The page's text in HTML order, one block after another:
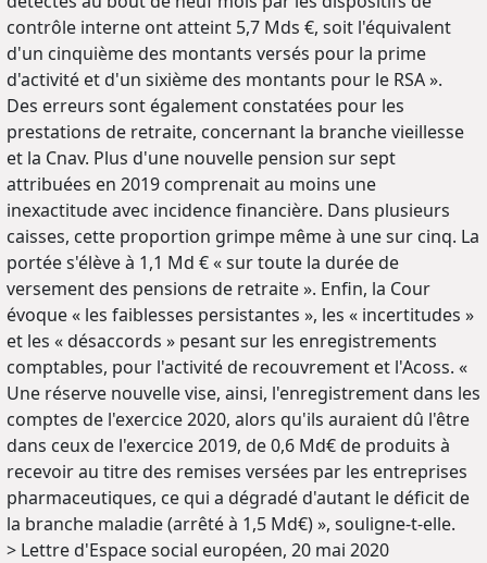
contrôle interne ont atteint 5,7 Mds €, soit l'équivalent
d'un cinquième des montants versés pour la prime
d'activité et d'un sixième des montants pour le RSA ».
Des erreurs sont également constatées pour les
prestations de retraite, concernant la branche vieillesse
et la Cnav. Plus d'une nouvelle pension sur sept
attribuées en 2019 comprenait au moins une
inexactitude avec incidence financière. Dans plusieurs
caisses, cette proportion grimpe même à une sur cinq. La
portée s'élève à 1,1 Md € « sur toute la durée de
versement des pensions de retraite ». Enfin, la Cour
évoque « les faiblesses persistantes », les « incertitudes »
et les « désaccords » pesant sur les enregistrements
comptables, pour l'activité de recouvrement et l'Acoss. «
Une réserve nouvelle vise, ainsi, l'enregistrement dans les
comptes de l'exercice 2020, alors qu'ils auraient dû l'être
dans ceux de l'exercice 2019, de 0,6 Md€ de produits à
recevoir au titre des remises versées par les entreprises
pharmaceutiques, ce qui a dégradé d'autant le déficit de
la branche maladie (arrêté à 1,5 Md€) », souligne-t-elle.
> Lettre d'Espace social européen, 20 mai 2020